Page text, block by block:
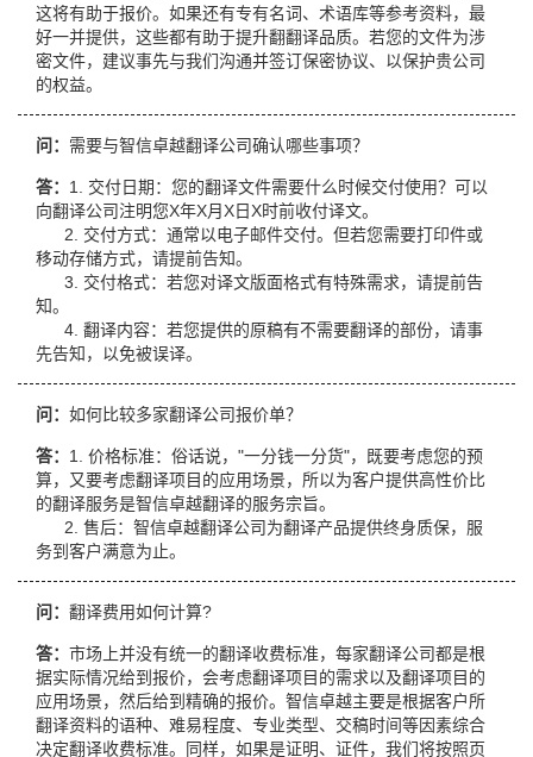
这将有助于报价。如果还有专有名词、术语库等参考资料，最
好一并提供，这些都有助于提升翻翻译品质。若您的文件为涉
密文件，建议事先与我们沟通并签订保密协议、以保护贵公司
的权益。
问： 需要与智信卓越翻译公司确认哪些事项？
答： 1. 交付日期：您的翻译文件需要什么时候交付使用？可以
向翻译公司注明您X年X月X日X时前收付译文。
2. 交付方式：通常以电子邮件交付。但若您需要打印件或
移动存储方式，请提前告知。
3. 交付格式：若您对译文版面格式有特殊需求，请提前告
知。
4. 翻译内容：若您提供的原稿有不需要翻译的部份，请事
先告知，以免被误译。
问： 如何比较多家翻译公司报价单？
答： 1. 价格标准：俗话说，"一分钱一分货"，既要考虑您的预
算，又要考虑翻译项目的应用场景，所以为客户提供高性价比
的翻译服务是智信卓越翻译的服务宗旨。
2. 售后：智信卓越翻译公司为翻译产品提供终身质保，服
务到客户满意为止。
问： 翻译费用如何计算?
答： 市场上并没有统一的翻译收费标准，每家翻译公司都是根
据实际情况给到报价，会考虑翻译项目的需求以及翻译项目的
应用场景，然后给到精确的报价。智信卓越主要是根据客户所
翻译资料的语种、难易程度、专业类型、交稿时间等因素综合
决定翻译收费标准。同样，如果是证明、证件，我们将按照页